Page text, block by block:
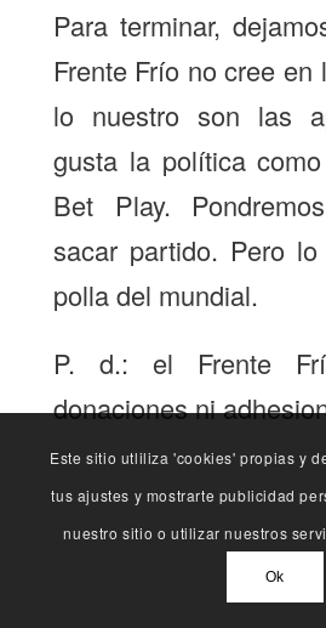
Para terminar,
Frente Frío no cree en
lo nuestro son las
gusta la política
Bet Play.
sacar partido. Pero
polla del mundial.
P. d.: el Frente
donaciones ni
Este sitio utliliza 'cookies' propias y
tus ajustes y mostrarte publicidad
nuestro sitio o utilizar nuestros
Ok